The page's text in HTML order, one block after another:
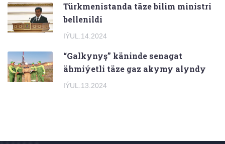
Türkmenistanda täze bilim ministri
bellenildi
IÝUL.14.2024
“Galkynyş” käninde senagat
ähmiýetli täze gaz akymy alyndy
IÝUL.13.2024